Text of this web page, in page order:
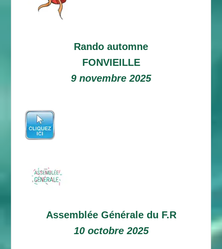
Rando automne
FONVIEILLE
9 novembre 2025
Assemblée Générale du F.R
10 octobre 2025